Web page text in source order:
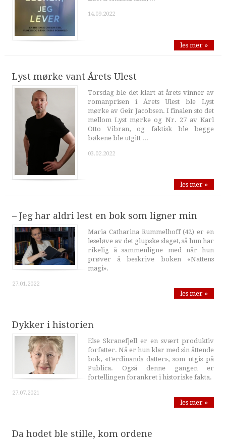
14.09.2022
les mer »
Lyst mørke vant Årets Ulest
Torsdag ble det klart at årets vinner av
romanprisen i Årets Ulest ble Lyst
mørke av Geir Jacobsen. I finalen sto det
mellom Lyst mørke og Nr. 27 av Karl
Otto Vibran, og faktisk ble begge
bøkene ble utgitt ...
03.02.2022
les mer »
– Jeg har aldri lest en bok som ligner min
Maria Catharina Rummelhoff (42) er en
leseløve av det glupske slaget, så hun har
rikelig å sammenligne med når hun
prøver å beskrive boken «Nattens
magi».
27.01.2022
les mer »
Dykker i historien
Else Skranefjell er en svært produktiv
forfatter. Nå er hun klar med sin åttende
bok, «Ferdinands datter», som utgis på
Publica. Også denne gangen er
fortellingen forankret i historiske fakta.
27.07.2021
les mer »
Da hodet ble stille, kom ordene